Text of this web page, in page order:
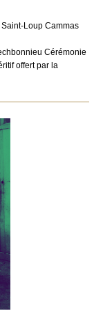
Loup Cammas
Cérémonie
offert par la